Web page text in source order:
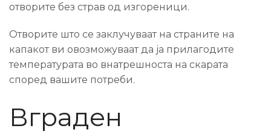
отворите без страв од изгореници.
Отворите што се заклучуваат на страните на
капакот ви овозможуваат да ја прилагодите
температурата во внатрешноста на скарата
според вашите потреби.
Вграден